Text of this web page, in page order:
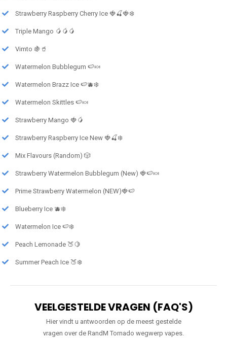
Strawberry Raspberry Cherry Ice 🍓🍒🍓❄️
Triple Mango 🥭🥭🥭
Vimto 🍇🥤
Watermelon Bubblegum 🍉🍬
Watermelon Brazz Ice 🍉🫐❄️
Watermelon Skittles 🍉🍬
Strawberry Mango 🍓🥭
Strawberry Raspberry Ice New 🍓🍒❄️
Mix Flavours (Random) 🎲
Strawberry Watermelon Bubblegum (New) 🍓🍉🍬
Prime Strawberry Watermelon (NEW)🍓🍉
Blueberry Ice 🫐❄️
Watermelon Ice 🍉❄️
Peach Lemonade 🍑🍋
Summer Peach Ice 🍑❄️
VEELGESTELDE VRAGEN (FAQ'S)
Hier vindt u antwoorden op de meest gestelde
vragen over de RandM Tornado wegwerp vapes.